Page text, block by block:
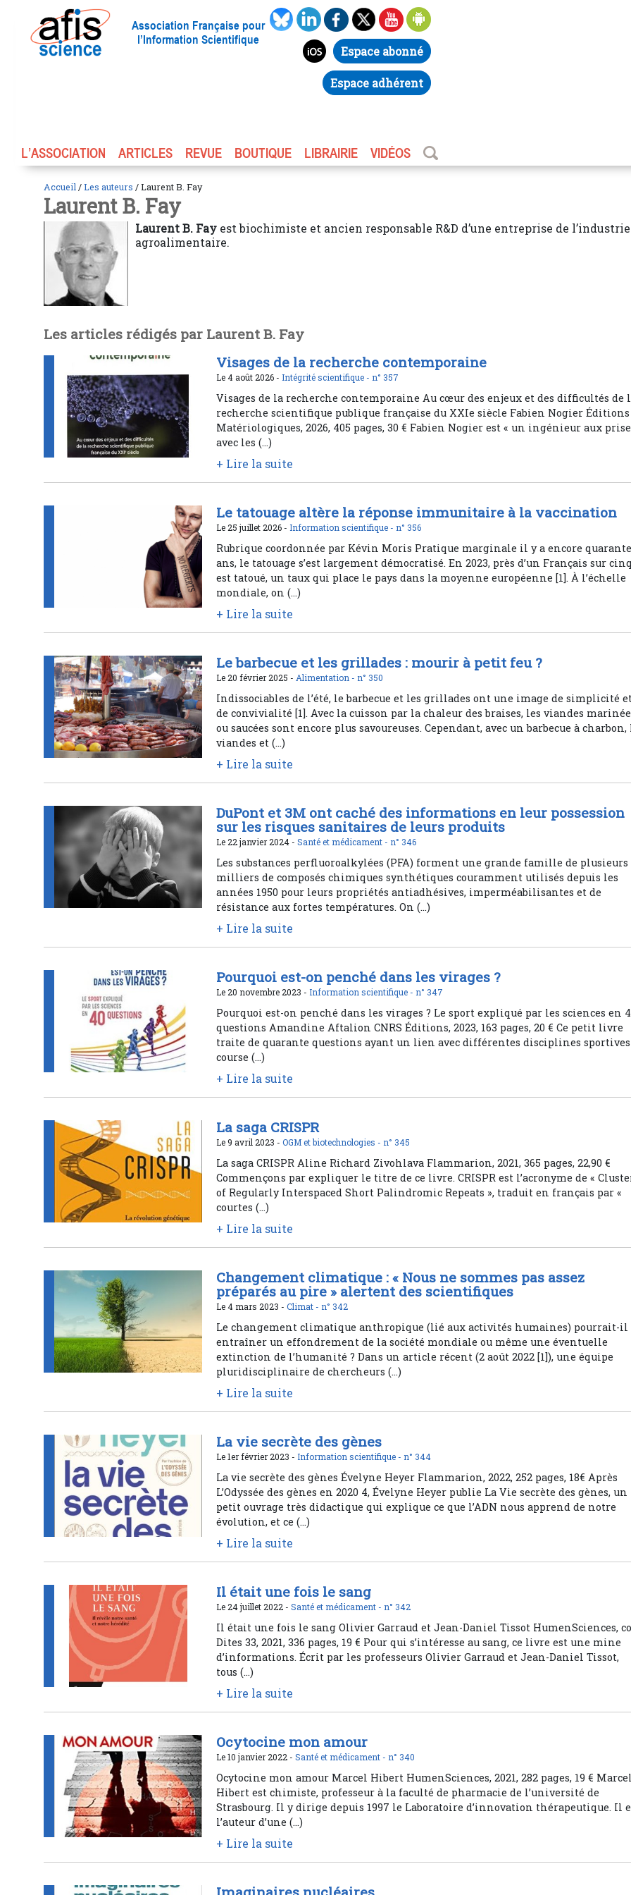
Association Française pour
l’Information Scientifique
Espace abonné
Espace adhérent
L’ASSOCIATION ARTICLES REVUE BOUTIQUE LIBRAIRIE VIDÉOS
Accueil /Les auteurs / Laurent B. Fay
Laurent B. Fay
Laurent B. Fay est biochimiste et ancien responsable R&D d’une entreprise de l’industrie
agroalimentaire.
Les articles rédigés par Laurent B. Fay
Visages de la recherche contemporaine
Le 4 août 2026 -Intégrité scientifique -n° 357
Visages de la recherche contemporaine Au cœur des enjeux et des difficultés de
recherche scientifique publique française du XXIe siècle Fabien Nogier Éditions
Matériologiques, 2026, 405 pages, 30 € Fabien Nogier est « un ingénieur aux
avec les (…)
+ Lire la suite
Le tatouage altère la réponse immunitaire à la vaccination
Le 25 juillet 2026 -Information scientifique -n° 356
Rubrique coordonnée par Kévin Moris Pratique marginale il y a encore quarante
ans, le tatouage s’est largement démocratisé. En 2023, près d’un Français sur cinq
est tatoué, un taux qui place le pays dans la moyenne européenne [1]. À l’échelle
mondiale, on (…)
+ Lire la suite
Le barbecue et les grillades : mourir à petit feu ?
Le 20 février 2025 - Alimentation -n° 350
Indissociables de l’été, le barbecue et les grillades ont une image de simplicité
de convivialité [1]. Avec la cuisson par la chaleur des braises, les viandes
ou saucées sont encore plus savoureuses. Cependant, avec un barbecue à charbon,
viandes et (…)
+ Lire la suite
DuPont et 3M ont caché des informations en leur possession
sur les risques sanitaires de leurs produits
Le 22 janvier 2024 -Santé et médicament -n° 346
Les substances perfluoroalkylées (PFA) forment une grande famille de plusieurs
milliers de composés chimiques synthétiques couramment utilisés depuis les
années 1950 pour leurs propriétés antiadhésives, imperméabilisantes et de
résistance aux fortes températures. On (…)
+ Lire la suite
Pourquoi est-on penché dans les virages ?
Le 20 novembre 2023 -Information scientifique -n° 347
Pourquoi est-on penché dans les virages ? Le sport expliqué par les sciences en
questions Amandine Aftalion CNRS Éditions, 2023, 163 pages, 20 € Ce petit livre
traite de quarante questions ayant un lien avec différentes disciplines sportives
course (…)
+ Lire la suite
La saga CRISPR
Le 9 avril 2023 -OGM et biotechnologies -n° 345
La saga CRISPR Aline Richard Zivohlava Flammarion, 2021, 365 pages, 22,90 €
Commençons par expliquer le titre de ce livre. CRISPR est l’acronyme de «
of Regularly Interspaced Short Palindromic Repeats », traduit en français par «
courtes (…)
+ Lire la suite
Changement climatique : « Nous ne sommes pas assez
préparés au pire » alertent des scientifiques
Le 4 mars 2023 -Climat -n° 342
Le changement climatique anthropique (lié aux activités humaines) pourrait-il
entraîner un effondrement de la société mondiale ou même une éventuelle
extinction de l’humanité ? Dans un article récent (2 août 2022 [1]), une équipe
pluridisciplinaire de chercheurs (…)
+ Lire la suite
La vie secrète des gènes
Le 1er février 2023 -Information scientifique -n° 344
La vie secrète des gènes Évelyne Heyer Flammarion, 2022, 252 pages, 18€ Après
L’Odyssée des gènes en 2020 4, Évelyne Heyer publie La Vie secrète des gènes, un
petit ouvrage très didactique qui explique ce que l’ADN nous apprend de notre
évolution, et ce (…)
+ Lire la suite
Il était une fois le sang
Le 24 juillet 2022 -Santé et médicament -n° 342
Il était une fois le sang Olivier Garraud et Jean-Daniel Tissot HumenSciences,
Dites 33, 2021, 336 pages, 19 € Pour qui s’intéresse au sang, ce livre est une mine
d’informations. Écrit par les professeurs Olivier Garraud et Jean-Daniel Tissot,
tous (…)
+ Lire la suite
Ocytocine mon amour
Le 10 janvier 2022 -Santé et médicament -n° 340
Ocytocine mon amour Marcel Hibert HumenSciences, 2021, 282 pages, 19 € Marcel
Hibert est chimiste, professeur à la faculté de pharmacie de l’université de
Strasbourg. Il y dirige depuis 1997 le Laboratoire d’innovation thérapeutique. Il
l’auteur d’une (…)
+ Lire la suite